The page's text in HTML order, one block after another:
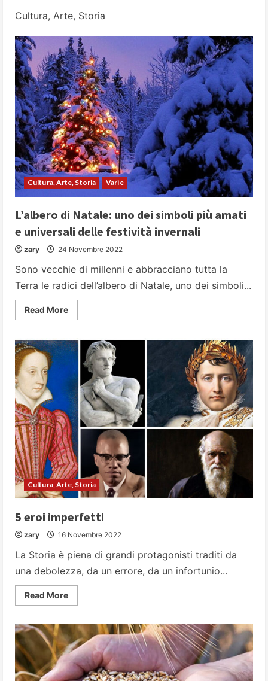
Cultura, Arte, Storia
Cultura, Arte, Storia Varie
L’albero di Natale: uno dei simboli più amati
e universali delle festività invernali
zary 24 Novembre 2022
Sono vecchie di millenni e abbracciano tutta la
Terra le radici dell’albero di Natale, uno dei simboli...
Read MoreRead
more
di
Natale:
uno
simboli
più
amati
e
universali
delle
festività
invernali
Cultura, Arte, Storia
5 eroi imperfetti
zary 16 Novembre 2022
La Storia è piena di grandi protagonisti traditi da
una debolezza, da un errore, da un infortunio...
Read MoreRead
more
eroi
imperfetti